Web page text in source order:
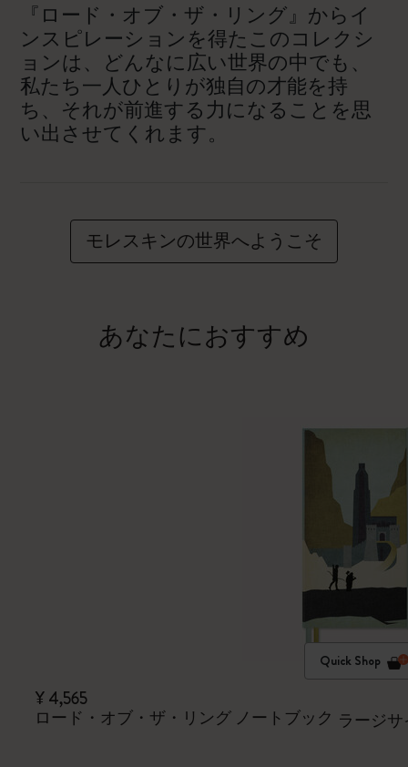
『ロード・オブ・ザ・リング』からイ
ンスピレーションを得たこのコレクシ
ョンは、どんなに広い世界の中でも、
私たち一人ひとりが独自の才能を持
ち、それが前進する力になることを思
い出させてくれます。
モレスキンの世界へようこそ
あなたにおすすめ
Quick Shop
¥ 4,565
ロード・オブ・ザ・リング ノートブック ラージ